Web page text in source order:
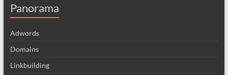
Panorama
Adwords
Domains
Linkbuilding